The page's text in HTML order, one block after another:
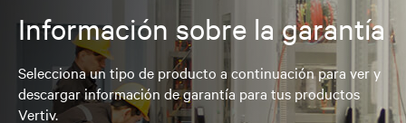
Información sobre la garantía
Selecciona un tipo de producto a continuación para ver y
descargar información de garantía para tus productos
Vertiv.